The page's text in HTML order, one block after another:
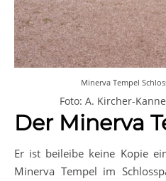
Minerva Tempel
Foto: A. Kircher-
Der Minerva
Er ist beileibe keine Kopie
Minerva Tempel im